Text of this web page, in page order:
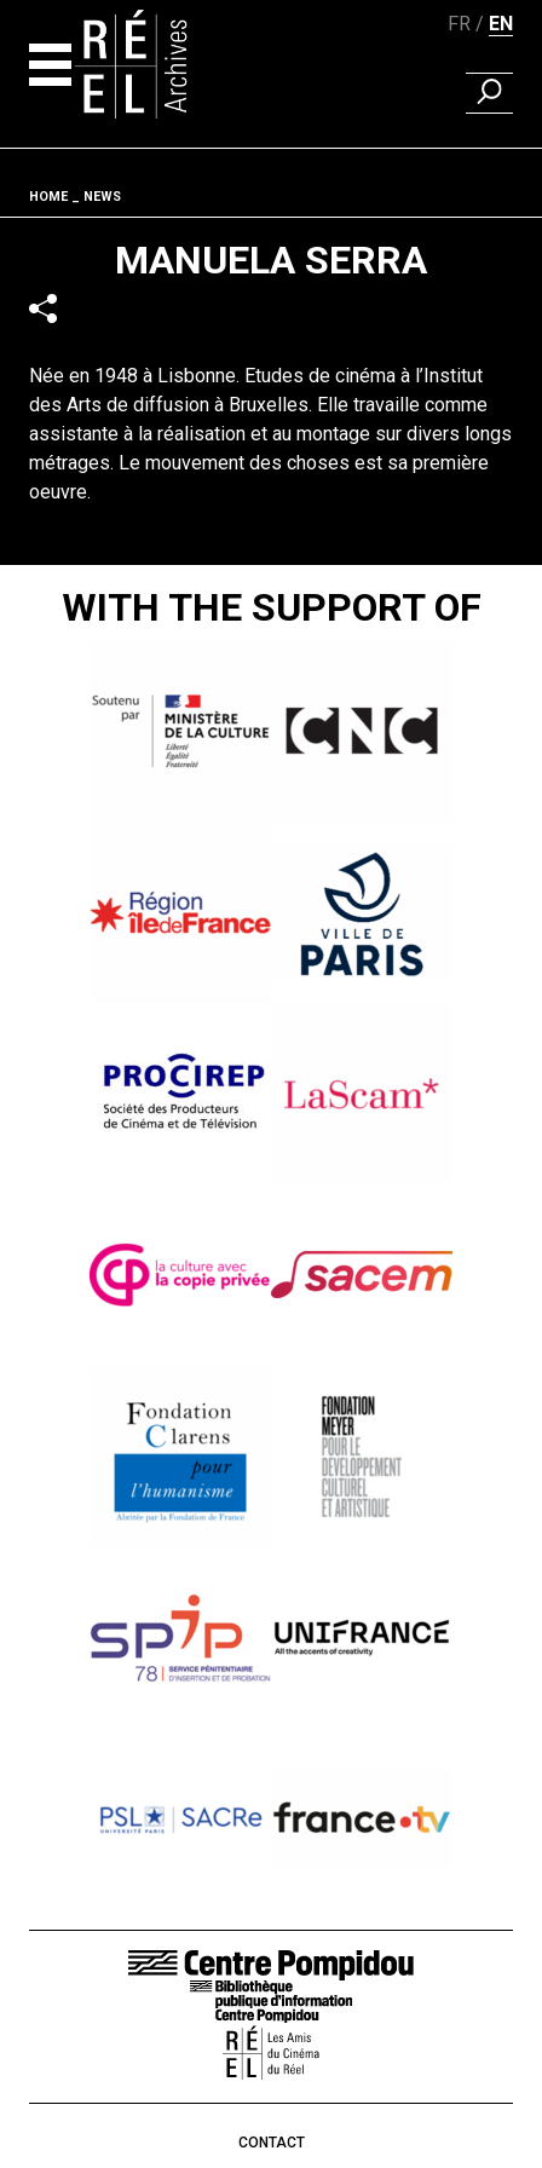
FR EN
FIND A
Fil d'ariane
HOME NEWS
MANUELA SERRA
Née en 1948 à Lisbonne. Etudes de cinéma à l’Institut
des Arts de diffusion à Bruxelles. Elle travaille comme
assistante à la réalisation et au montage sur divers longs
métrages. Le mouvement des choses est sa première
oeuvre.
WITH THE SUPPORT OF
FOOTER LINKS
CONTACT